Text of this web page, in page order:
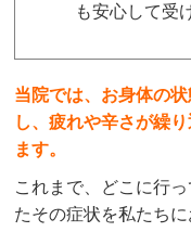
とても安心し
takeshi saito
1
ごせています
てしまったの
も安心して受
当院では、お身体の
し、疲れや辛さが繰
ます。
これまで、どこに行
たその症状を私たち